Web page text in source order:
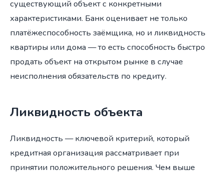
существующий объект с конкретными
характеристиками. Банк оценивает не только
платёжеспособность заёмщика, но и ликвидность
квартиры или дома — то есть способность быстро
продать объект на открытом рынке в случае
неисполнения обязательств по кредиту.
Ликвидность объекта
Ликвидность — ключевой критерий, который
кредитная организация рассматривает при
принятии положительного решения. Чем выше